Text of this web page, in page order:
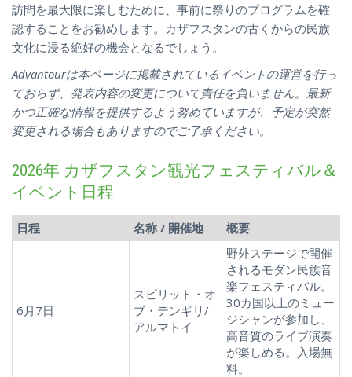
訪問を最大限に楽しむために、事前に祭りのプログラムを確
認することをお勧めします。カザフスタンの古くからの民族
文化に浸る絶好の機会となるでしょう。
Advantourは本ページに掲載されているイベントの運営を行っ
ておらず、発表内容の変更について責任を負いません。最新
かつ正確な情報を提供するよう努めていますが、予定が突然
変更される場合もありますのでご了承ください。
2026年 カザフスタン観光フェスティバル＆
イベント日程
日程 名称 / 開催地 概要
6月7日
スピリット・オ
ブ・テンギリ/
アルマトイ
野外ステージで開催
されるモダン民族音
楽フェスティバル。
30カ国以上のミュー
ジシャンが参加し、
高音質のライブ演奏
が楽しめる。入場無
料。